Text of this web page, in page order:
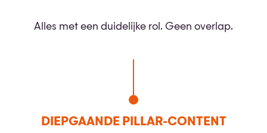
Alles met een duidelijke rol. Geen overlap.
DIEPGAANDE PILLAR-CONTENT